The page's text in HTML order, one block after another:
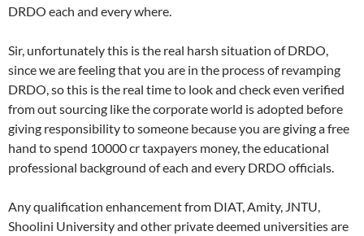
DRDO each and every where.
Sir, unfortunately this is the real harsh situation of DRDO,
since we are feeling that you are in the process of revamping
DRDO, so this is the real time to look and check even verified
from out sourcing like the corporate world is adopted before
giving responsibility to someone because you are giving a free
hand to spend 10000 cr taxpayers money, the educational
professional background of each and every DRDO officials.
Any qualification enhancement from DIAT, Amity, JNTU,
Shoolini University and other private deemed universities are